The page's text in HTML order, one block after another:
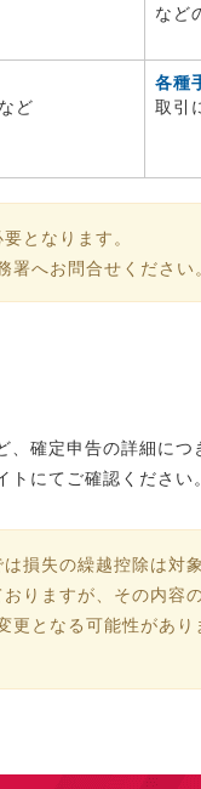
など
ど
各種
取引
となります。
へお問合せください
確定申告の詳細に
トにてご確認ください。
損失の繰越控除は対
りますが、その内容
となる可能性があり